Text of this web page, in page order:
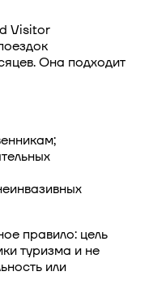
Visitor
Она подходит
правило: цель
туризма и не
или